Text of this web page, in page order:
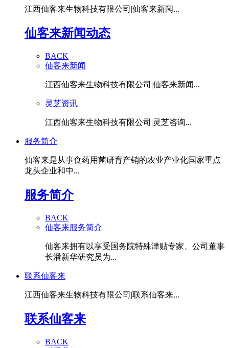
江西仙客来生物科技有限公司|仙客来新闻...
仙客来新闻动态
BACK
仙客来新闻
江西仙客来生物科技有限公司|仙客来新闻...
灵芝资讯
江西仙客来生物科技有限公司|灵芝咨询...
服务简介
仙客来是从事食药用菌研育产销的农业产业化国家重点
龙头企业和中...
服务简介
BACK
仙客来服务简介
仙客来拥有以享受国务院特殊津贴专家、公司董事
长潘新华研究员为...
联系仙客来
江西仙客来生物科技有限公司|联系仙客来...
联系仙客来
BACK